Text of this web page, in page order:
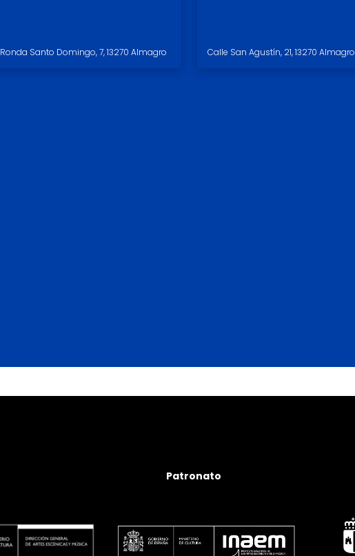
Ronda Santo Domingo, 7, 13270 Almagro Calle San Agustín, 21, 13270 Almagro
Patronato